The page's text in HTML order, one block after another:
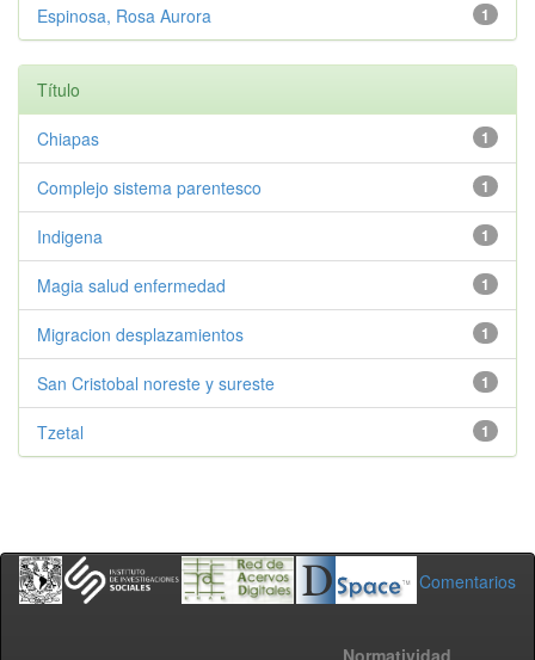
1
Espinosa, Rosa Aurora
Título
1
Chiapas
1
Complejo sistema parentesco
1
Indigena
1
Magia salud enfermedad
1
Migracion desplazamientos
1
San Cristobal noreste y sureste
1
Tzetal
Comentarios
Normatividad